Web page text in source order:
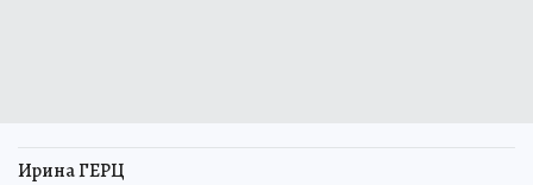
Ирина ГЕРЦ